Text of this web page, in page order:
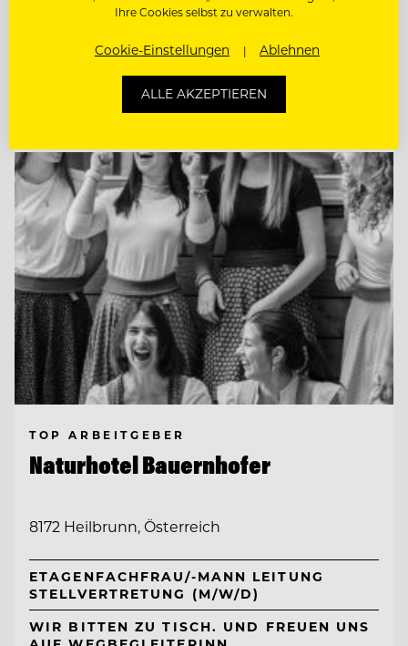
CHEF DE RANG
TOP ARBEITGEBER
Naturhotel Bauernhofer
8172 Heilbrunn, Österreich
ETAGENFACHFRAU/-MANN LEITUNG
STELLVERTRETUNG (M/W/D)
WIR BITTEN ZU TISCH. UND FREUEN UNS
Ihre Cookies selbst zu verwalten.
Cookie-Einstellungen Ablehnen
ALLE AKZEPTIEREN